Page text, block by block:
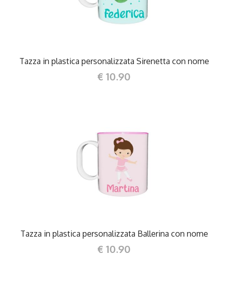
Tazza in plastica personalizzata Sirenetta con nome
€ 10.90
DETTAGLI
Tazza in plastica personalizzata Ballerina con nome
€ 10.90